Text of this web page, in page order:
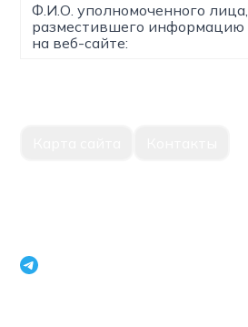
Ф.И.О. уполномоченного лица,
разместившего информацию
на веб-сайте: